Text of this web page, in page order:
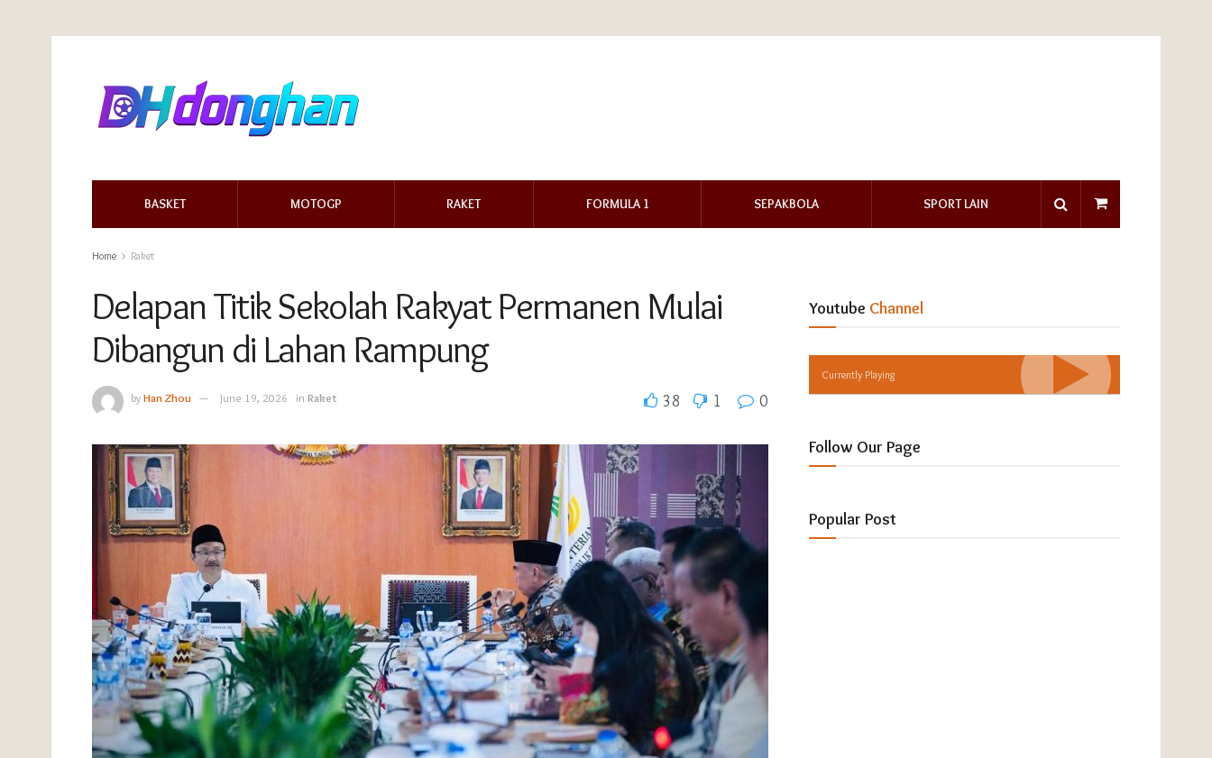
BASKET MOTOGP RAKET FORMULA 1 SEPAKBOLA SPORT LAIN
Home Raket
Delapan Titik Sekolah Rakyat Permanen Mulai
Dibangun di Lahan Rampung
byHan Zhou June 19, 2026 in Raket 38 1 0
Youtube Channel
Currently Playing
Follow Our Page
Popular Post